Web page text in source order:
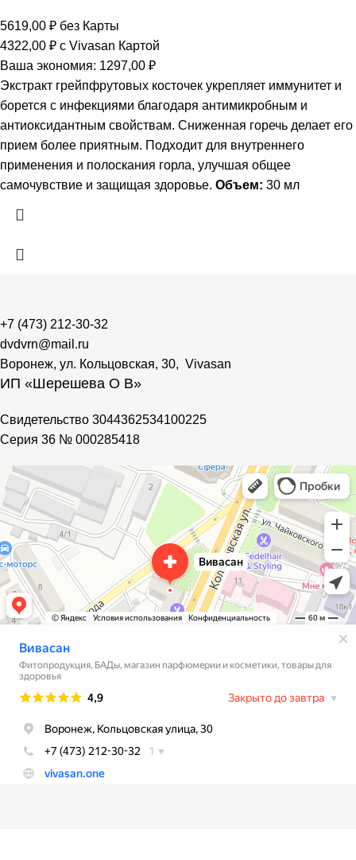
5619,00 ₽ без Карты
4322,00 ₽ с Vivasan Картой
Ваша экономия: 1297,00 ₽
Экстракт грейпфрутовых косточек укрепляет иммунитет и
борется с инфекциями благодаря антимикробным и
антиоксидантным свойствам. Сниженная горечь делает его
прием более приятным. Подходит для внутреннего
применения и полоскания горла, улучшая общее
самочувствие и защищая здоровье. Объем: 30 мл
+7 (473) 212-30-32
dvdvrn@mail.ru
Воронеж, ул. Кольцовская, 30, Vivasan
ИП «Шерешева О В»
Свидетельство 3044362534100225
Cерия 36 № 000285418
Vivasan
Магазин парфюмерии и косметики в Воронеже
Фитопродукция, БАДы в Воронеже